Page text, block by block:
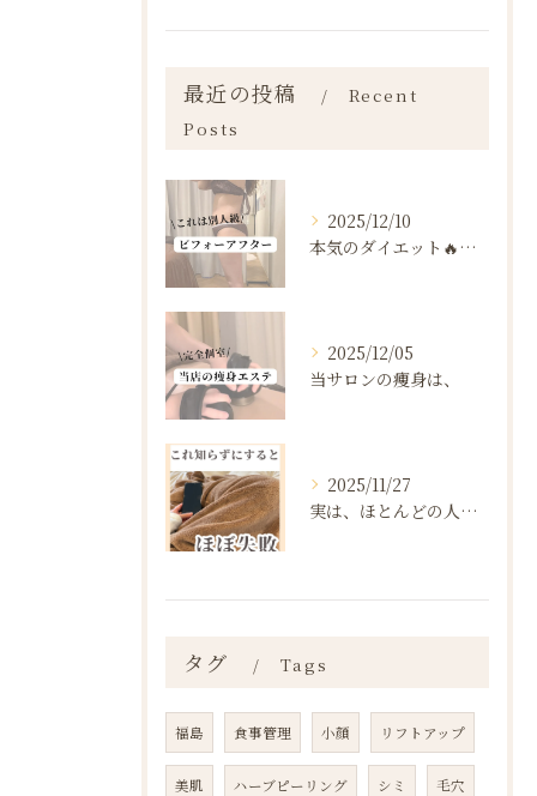
最近の投稿
Recent
Posts
2025/12/10
本気のダイエット🔥🔥🔥
2025/12/05
当サロンの痩身は、
2025/11/27
実は、ほとんどの人は“ダイエットを始める前の段階”で失敗が確...
タグ Tags
福島 食事管理 小顔 リフトアップ
美肌 ハーブピーリング シミ 毛穴